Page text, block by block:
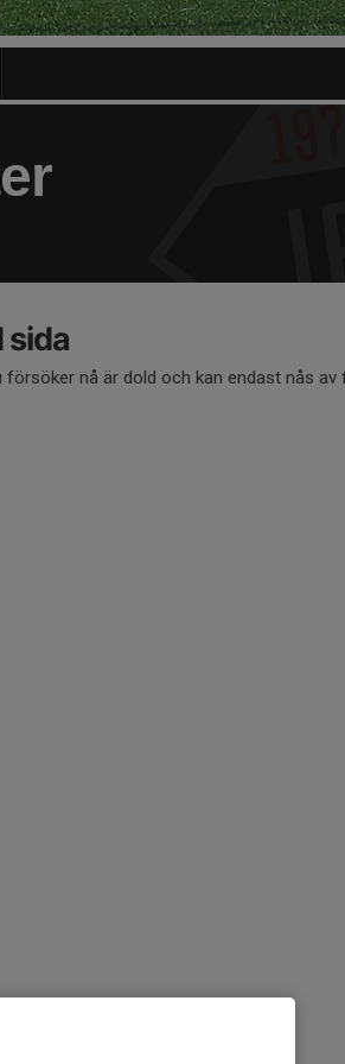
sida
försöker nå är dold och kan endast nås